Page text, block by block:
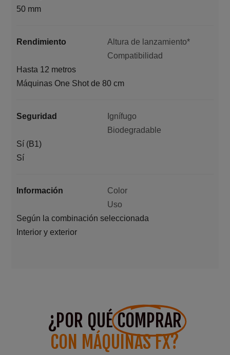
50 mm
Rendimiento
Altura de lanzamiento*
Compatibilidad
Hasta 12 metros
Máquinas One Shot de 80 cm
Seguridad
Ignífugo
Biodegradable
Sí (B1)
Sí
Información
Color
Uso
Según la combinación seleccionada
Interior y exterior
¿POR QUÉCOMPRAR
CON MÁQUINAS FX?